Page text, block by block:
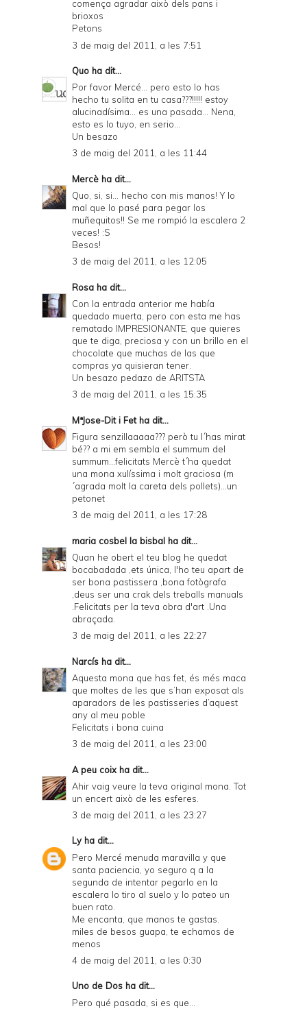
comença agradar això dels pans i
brioxos
Petons
3 de maig del 2011, a les 7:51
Quo ha dit...
Por favor Mercé... pero esto lo has
hecho tu solita en tu casa???!!!!! estoy
alucinadísima... es una pasada... Nena,
esto es lo tuyo, en serio...
Un besazo
3 de maig del 2011, a les 11:44
Mercè ha dit...
Quo, si, si... hecho con mis manos! Y lo
mal que lo pasé para pegar los
muñequitos!! Se me rompió la escalera 2
veces! :S
Besos!
3 de maig del 2011, a les 12:05
Rosa ha dit...
Con la entrada anterior me había
quedado muerta, pero con esta me has
rematado IMPRESIONANTE, que quieres
que te diga, preciosa y con un brillo en el
chocolate que muchas de las que
compras ya quisieran tener.
Un besazo pedazo de ARITSTA
3 de maig del 2011, a les 15:35
MªJose-Dit i Fetha dit...
Figura senzillaaaaa??? però tu l´has mirat
bé?? a mi em sembla el summum del
summum...felicitats Mercè t´ha quedat
una mona xulíssima i molt graciosa (m
´agrada molt la careta dels pollets)...un
petonet
3 de maig del 2011, a les 17:28
maria cosbel la bisbal ha dit...
Quan he obert el teu blog he quedat
bocabadada ,ets única, l'ho teu apart de
ser bona pastissera ,bona fotògrafa
,deus ser una crak dels treballs manuals
.Felicitats per la teva obra d'art .Una
abraçada.
3 de maig del 2011, a les 22:27
Narcís ha dit...
Aquesta mona que has fet, és més maca
que moltes de les que s’han exposat als
aparadors de les pastisseries d’aquest
any al meu poble
Felicitats i bona cuina
3 de maig del 2011, a les 23:00
A peu coix ha dit...
Ahir vaig veure la teva original mona. Tot
un encert això de les esferes.
3 de maig del 2011, a les 23:27
Lyha dit...
Pero Mercé menuda maravilla y que
santa paciencia, yo seguro q a la
segunda de intentar pegarlo en la
escalera lo tiro al suelo y lo pateo un
buen rato.
Me encanta, que manos te gastas.
miles de besos guapa, te echamos de
menos
4 de maig del 2011, a les 0:30
Uno de Dos ha dit...
Pero qué pasada, si es que...